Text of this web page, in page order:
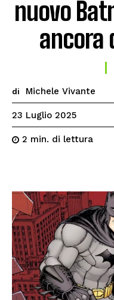
nuovo
ancora
di Michele Vivante
23 Luglio 2025
2 min. di lettura